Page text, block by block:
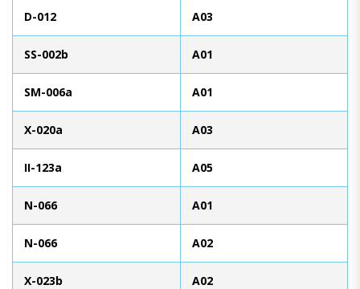
D-012 A03
SS-002b A01
SM-006a A01
X-020a A03
II-123a A05
N-066 A01
N-066 A02
X-023b A02